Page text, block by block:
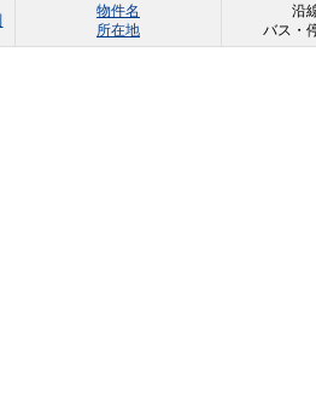
物件名
所在地
沿
バス・